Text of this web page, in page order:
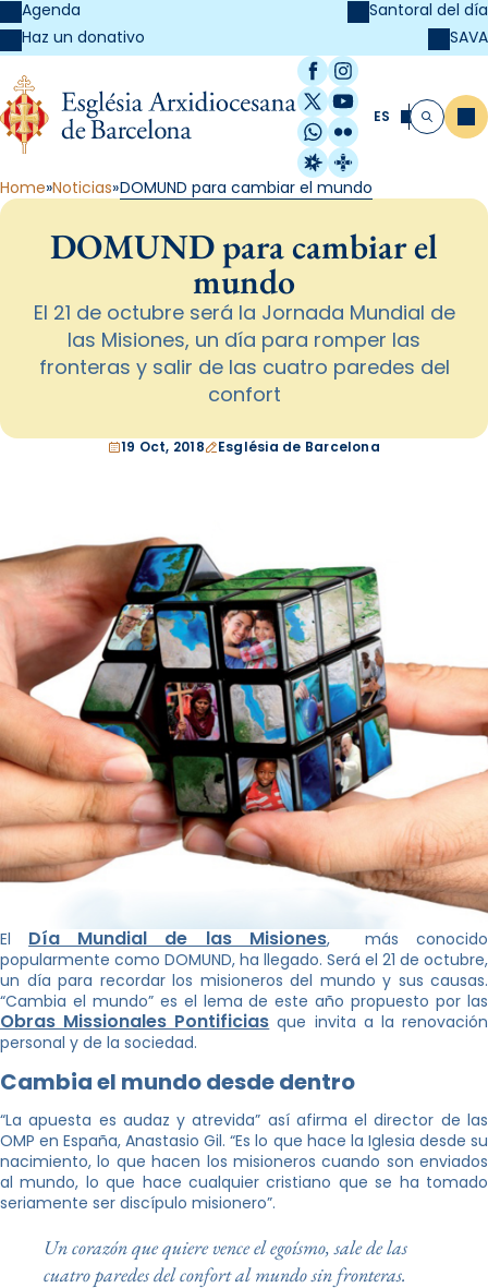
Agenda
Haz un donativo
Santoral del día
SAVA
Facebook
Instagram
X / Twitter
YouTube
WhatsApp
Flickr
Radio Estel
Catalunya
ES Buscar
Home Noticias DOMUND para cambiar el mundo
DOMUND para cambiar el
mundo
El 21 de octubre será la Jornada Mundial de
las Misiones, un día para romper las
fronteras y salir de las cuatro paredes del
confort
19 Oct, 2018 Església de Barcelona
El Día Mundial de las Misiones, más conocido
popularmente como DOMUND, ha llegado. Será el 21 de octubre,
un día para recordar los misioneros del mundo y sus causas.
“Cambia el mundo” es el lema de este año propuesto por las
Obras Missionales Pontificias que invita a la renovación
personal y de la sociedad.
Cambia el mundo desde dentro
“La apuesta es audaz y atrevida” así afirma el director de las
OMP en España, Anastasio Gil. “Es lo que hace la Iglesia desde su
nacimiento, lo que hacen los misioneros cuando son enviados
al mundo, lo que hace cualquier cristiano que se ha tomado
seriamente ser discípulo misionero”.
Un corazón que quiere vence el egoísmo, sale de las
cuatro paredes del confort al mundo sin fronteras.